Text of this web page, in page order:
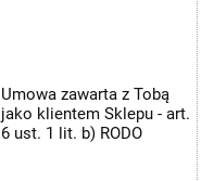
Umowa zawarta z Tobą
jako klientem Sklepu - art.
6 ust. 1 lit. b) RODO